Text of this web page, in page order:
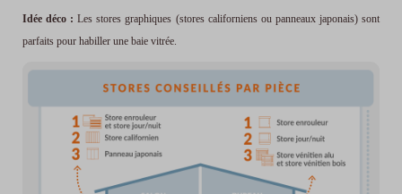
Idée déco : Les stores graphiques (stores californiens ou panneaux japonais) sont
parfaits pour habiller une baie vitrée.